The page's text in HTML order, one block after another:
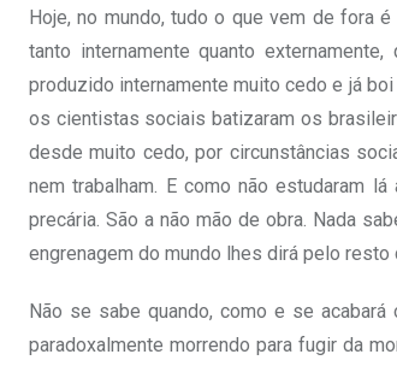
Hoje, no mundo, tudo o que vem de fora
tanto internamente quanto
produzido internamente muito cedo e já
os cientistas sociais batizaram os
desde muito cedo, por circunstâncias
nem trabalham. E como não estudaram
precária. São a não mão de obra. Nada
engrenagem do mundo lhes dirá pelo
Não se sabe quando, como e se
paradoxalmente morrendo para fugir da